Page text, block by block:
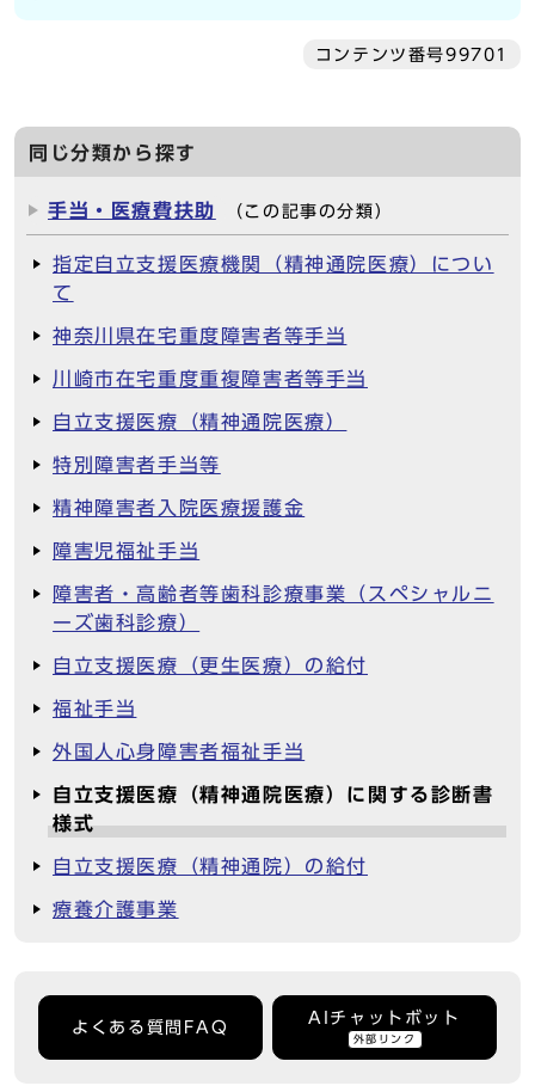
コンテンツ番号99701
同じ分類から探す
手当・医療費扶助 （この記事の分類）
指定自立支援医療機関（精神通院医療）につい
て
神奈川県在宅重度障害者等手当
川崎市在宅重度重複障害者等手当
自立支援医療（精神通院医療）
特別障害者手当等
精神障害者入院医療援護金
障害児福祉手当
障害者・高齢者等歯科診療事業（スペシャルニ
ーズ歯科診療）
自立支援医療（更生医療）の給付
福祉手当
外国人心身障害者福祉手当
自立支援医療（精神通院医療）に関する診断書
様式
自立支援医療（精神通院）の給付
療養介護事業
よくある質問FAQ
AIチャットボット
外部リンク